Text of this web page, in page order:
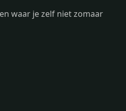
waar je zelf niet zomaar